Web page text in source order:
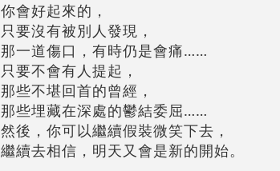
你會好起來的，
只要沒有被別人發現，
那一道傷口，有時仍是會痛……
只要不會有人提起，
那些不堪回首的曾經，
那些埋藏在深處的鬱結委屈……
然後，你可以繼續假裝微笑下去，
繼續去相信，明天又會是新的開始。